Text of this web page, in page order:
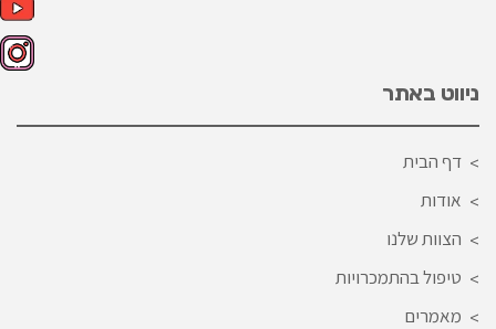
ניווט באתר
דף הבית
אודות
הצוות שלנו
טיפול בהתמכרויות
מאמרים